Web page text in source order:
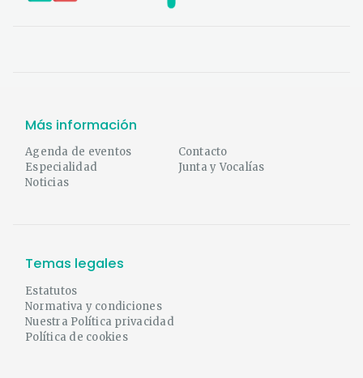
Más información
Agenda de eventos
Contacto
Especialidad
Junta y Vocalías
Noticias
Temas legales
Estatutos
Normativa y condiciones
Nuestra Política privacidad
Política de cookies